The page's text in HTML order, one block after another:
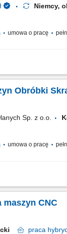
Niemcy,
umowa o pracę
obróbczych oraz
Obróbki
Sp. z o.o.
umowa o pracę
skrawaniem
CNC
praca